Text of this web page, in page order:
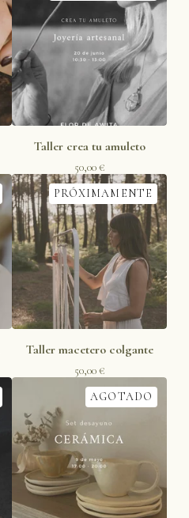
Taller crea tu amuleto
50,00€
PRÓXIMAMENTE
Taller macetero colgante
50,00€
AGOTADO